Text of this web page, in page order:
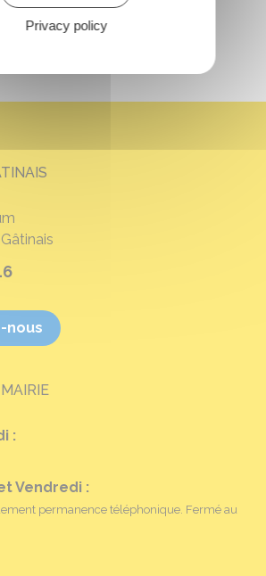
nous
:
Vendredi :
permanence téléphonique. Fermé au
Privacy policy